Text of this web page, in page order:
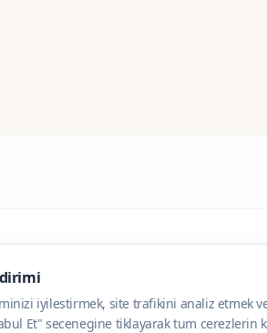
iyilestirmek, site trafikini analiz etmek
Et" secenegine tiklayarak tum